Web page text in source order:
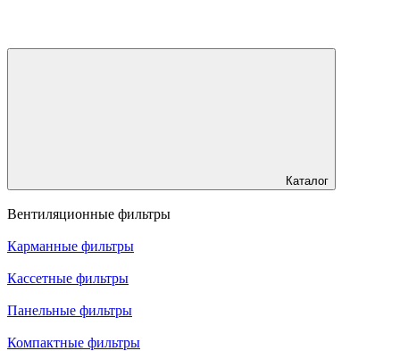
Каталог
Вентиляционные фильтры
Карманные фильтры
Кассетные фильтры
Панельные фильтры
Компактные фильтры